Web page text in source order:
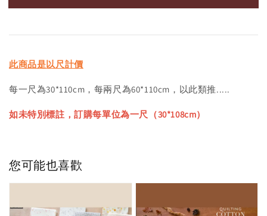
此商品是以尺計價
每一尺為30*110cm，每兩尺為60*110cm，以此類推.....
如未特別標註，訂購每單位為一尺（30*108cm）
您可能也喜歡